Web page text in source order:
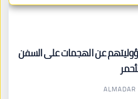
عن الهجمات على السفن
ALMADAR